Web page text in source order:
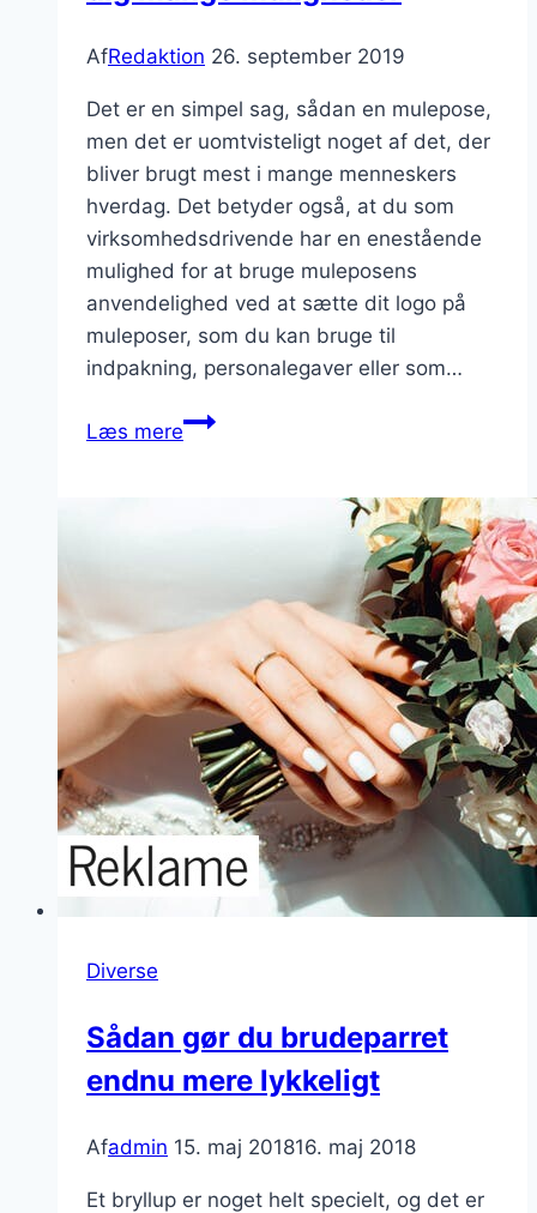
AfRedaktion 26. september 2019
Det er en simpel sag, sådan en mulepose,
men det er uomtvisteligt noget af det, der
bliver brugt mest i mange menneskers
hverdag. Det betyder også, at du som
virksomhedsdrivende har en enestående
mulighed for at bruge muleposens
anvendelighed ved at sætte dit logo på
muleposer, som du kan bruge til
indpakning, personalegaver eller som…
Læs mereMuleposer
muligheder
Diverse
Sådan gør du brudeparret
endnu mere lykkeligt
Afadmin 15. maj 201816. maj 2018
Et bryllup er noget helt specielt, og det er